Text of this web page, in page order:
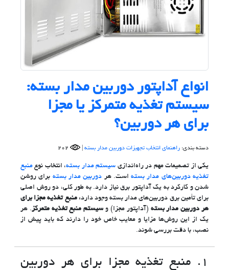
انواع آداپتور دوربین مدار بسته:
سیستم تغذیه متمرکز یا مجزا
برای هر دوربین؟
دسته بندی: راهنمای انتخاب تجهیزات دوربین مدار بسته
یکی از تصمیمات مهم در راه‌اندازی سیستم مدار بسته، انتخاب نوع منبع
تغذیه دوربین‌های مدار بستهاست. هر دوربین مدار بسته برای روشن
شدن و کارکرد به یک آداپتور برق نیاز دارد. به طور کلی، دو روش اصلی
برای تأمین برق دوربین‌های مدار بسته وجود دارد:منبع تغذیه مجزا برای
هر دوربین مدار بسته (آداپتور مجزا) و سیستم منبع تغذیه متمرکز. هر
یک از این روش‌ها مزایا و معایب خاص خود را دارند که باید پیش از
نصب، با دقت بررسی شوند.
۱. منبع تغذیه مجزا برای هر دوربین